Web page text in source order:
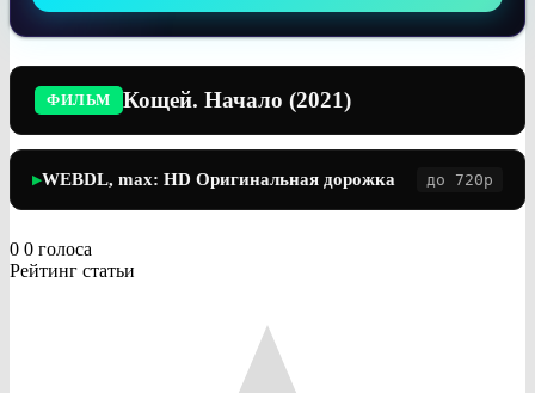
ФИЛЬМ Кощей. Начало (2021)
▶WEBDL, max: HD Оригинальная дорожка до 720p
0 0 голоса
Рейтинг статьи